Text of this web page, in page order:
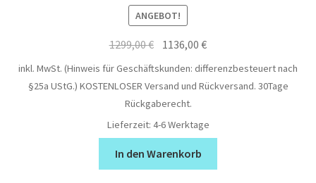
ANGEBOT!
1299,00€ Ursprünglicher
1136,00€Aktueller
Preis
inkl. MwSt. (Hinweis für Geschäftskunden: differenzbesteuert nach
§25a UStG.) KOSTENLOSER Versand und Rückversand. 30Tage
Rückgaberecht.
Lieferzeit: 4-6 Werktage
In den Warenkorb